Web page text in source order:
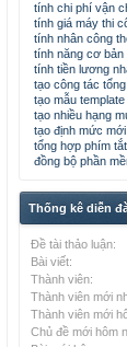
tính chi phí vận
tính giá máy thi
tính nhân công
tính năng cơ bản
tính tiền lương
tạo công tác
tạo mẫu
tạo nhiều hạng
tạo định mức
tổng hợp phím
đồng bộ phần
Thống kê diễn
Đề tài thảo luận:
Bài viết:
Thành viên:
Thành viên mới
Thành viên mới
Chủ đề mới hôm